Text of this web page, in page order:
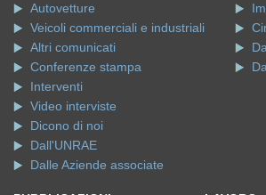
Autovetture
Veicoli commerciali e industriali
Altri comunicati
Conferenze stampa
Interventi
Video interviste
Dicono di noi
Dall'UNRAE
Dalle Aziende associate